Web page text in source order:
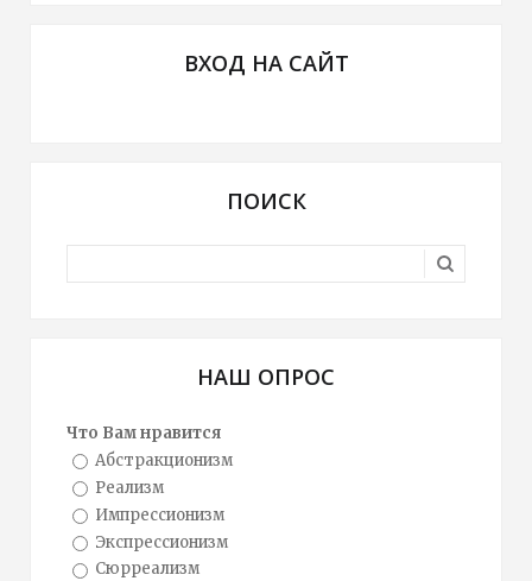
ВХОД НА САЙТ
ПОИСК
НАШ ОПРОС
Что Вам нравится
Абстракционизм
Реализм
Импрессионизм
Экспрессионизм
Сюрреализм